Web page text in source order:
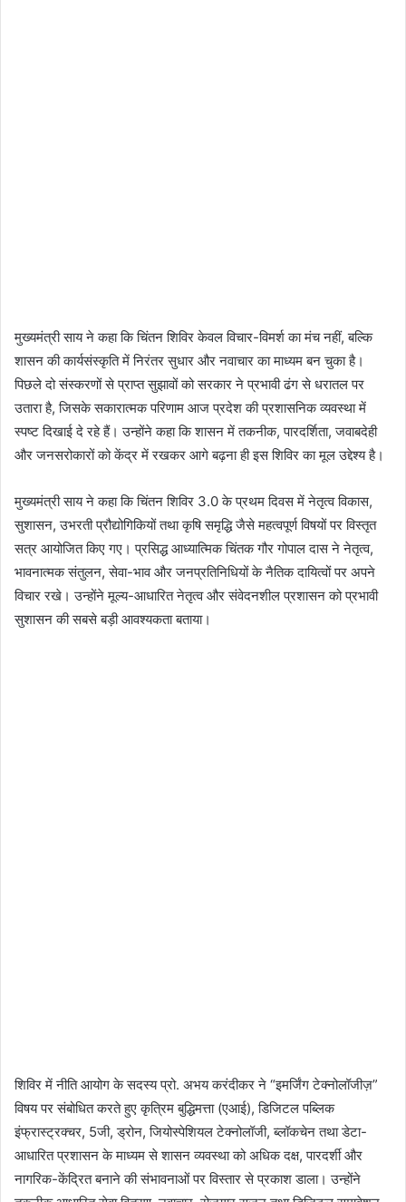
मुख्यमंत्री साय ने कहा कि चिंतन शिविर केवल विचार-विमर्श का मंच नहीं, बल्कि
शासन की कार्यसंस्कृति में निरंतर सुधार और नवाचार का माध्यम बन चुका है।
पिछले दो संस्करणों से प्राप्त सुझावों को सरकार ने प्रभावी ढंग से धरातल पर
उतारा है, जिसके सकारात्मक परिणाम आज प्रदेश की प्रशासनिक व्यवस्था में
स्पष्ट दिखाई दे रहे हैं। उन्होंने कहा कि शासन में तकनीक, पारदर्शिता, जवाबदेही
और जनसरोकारों को केंद्र में रखकर आगे बढ़ना ही इस शिविर का मूल उद्देश्य है।
मुख्यमंत्री साय ने कहा कि चिंतन शिविर 3.0 के प्रथम दिवस में नेतृत्व विकास,
सुशासन, उभरती प्रौद्योगिकियों तथा कृषि समृद्धि जैसे महत्वपूर्ण विषयों पर विस्तृत
सत्र आयोजित किए गए। प्रसिद्ध आध्यात्मिक चिंतक गौर गोपाल दास ने नेतृत्व,
भावनात्मक संतुलन, सेवा-भाव और जनप्रतिनिधियों के नैतिक दायित्वों पर अपने
विचार रखे। उन्होंने मूल्य-आधारित नेतृत्व और संवेदनशील प्रशासन को प्रभावी
सुशासन की सबसे बड़ी आवश्यकता बताया।
शिविर में नीति आयोग के सदस्य प्रो. अभय करंदीकर ने “इमर्जिंग टेक्नोलॉजीज़”
विषय पर संबोधित करते हुए कृत्रिम बुद्धिमत्ता (एआई), डिजिटल पब्लिक
इंफ्रास्ट्रक्चर, 5जी, ड्रोन, जियोस्पेशियल टेक्नोलॉजी, ब्लॉकचेन तथा डेटा-
आधारित प्रशासन के माध्यम से शासन व्यवस्था को अधिक दक्ष, पारदर्शी और
नागरिक-केंद्रित बनाने की संभावनाओं पर विस्तार से प्रकाश डाला। उन्होंने